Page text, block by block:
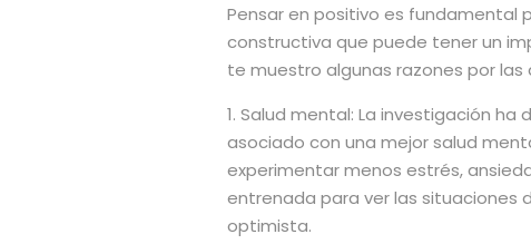
Pensar en positivo es
constructiva que puede tener un
te muestro algunas razones por
1. Salud mental: La investigación
asociado con una mejor salud
experimentar menos estrés,
entrenada para ver las situaciones
optimista.